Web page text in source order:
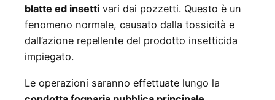
blatte ed insetti vari dai pozzetti. Questo è un
fenomeno normale, causato dalla tossicità e
dall’azione repellente del prodotto insetticida
impiegato.
Le operazioni saranno effettuate lungo la